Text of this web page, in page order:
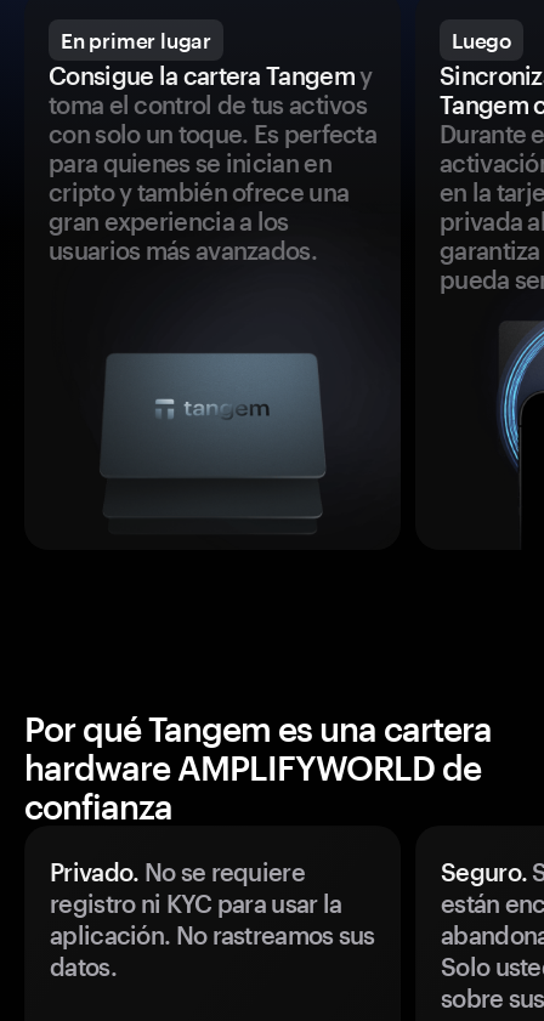
En primer lugar
Consigue la cartera Tangemy
toma el control de tus activos
con solo un toque. Es perfecta
para quienes se inician en
cripto y también ofrece una
gran experiencia a los
usuarios más avanzados.
Luego
Tangem
Durante
en la
privada
pueda
Por qué Tangem es una cartera
hardware AMPLIFYWORLD de
confianza
Privado. No se requiere
registro ni KYC para usar la
aplicación. No rastreamos sus
datos.
Seguro.
están
Solo
sobre